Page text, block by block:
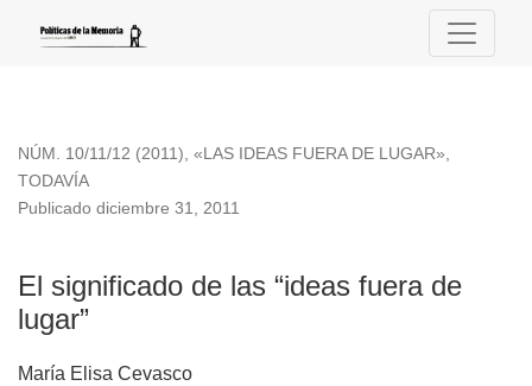
NÚM. 10/11/12 (2011), «LAS IDEAS FUERA DE LUGAR»,
TODAVÍA
El significado de las “ideas fuera de
lugar”
Publicado diciembre 31, 2011
María Elisa Cevasco